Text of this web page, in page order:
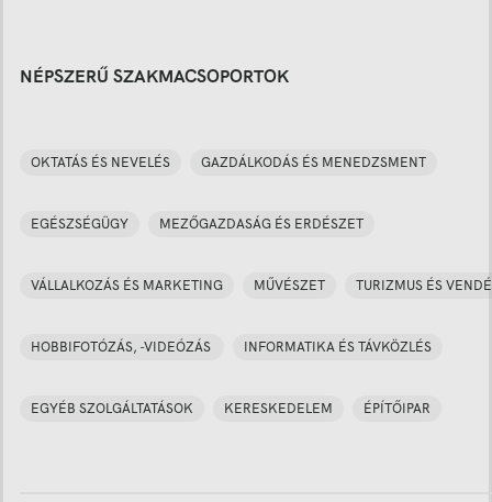
NÉPSZERŰ SZAKMACSOPORTOK
OKTATÁS ÉS NEVELÉS GAZDÁLKODÁS ÉS MENEDZSMENT
EGÉSZSÉGÜGY MEZŐGAZDASÁG ÉS ERDÉSZET
VÁLLALKOZÁS ÉS MARKETING MŰVÉSZET TURIZMUS ÉS
HOBBIFOTÓZÁS, -VIDEÓZÁS INFORMATIKA ÉS TÁVKÖZLÉS
EGYÉB SZOLGÁLTATÁSOK KERESKEDELEM ÉPÍTŐIPAR